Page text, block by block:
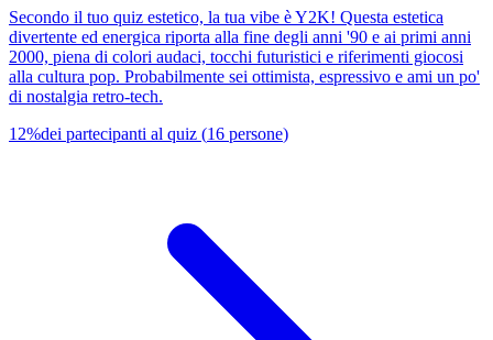
Secondo il tuo quiz estetico, la tua vibe è Y2K! Questa estetica
divertente ed energica riporta alla fine degli anni '90 e ai primi anni
2000, piena di colori audaci, tocchi futuristici e riferimenti giocosi
alla cultura pop. Probabilmente sei ottimista, espressivo e ami un po'
di nostalgia retro-tech.
12%dei partecipanti al quiz (16 persone)